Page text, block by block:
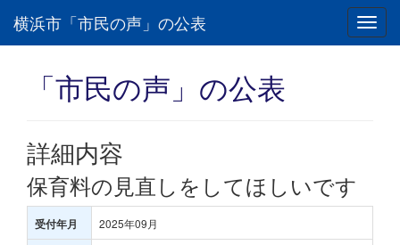
横浜市「市民の声」の公表
「市民の声」の公表
詳細内容
保育料の見直しをしてほしいです
受付年月 2025年09月